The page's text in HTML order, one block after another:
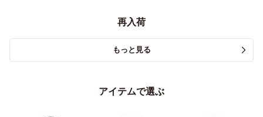
再入荷
もっと見る
アイテムで選ぶ